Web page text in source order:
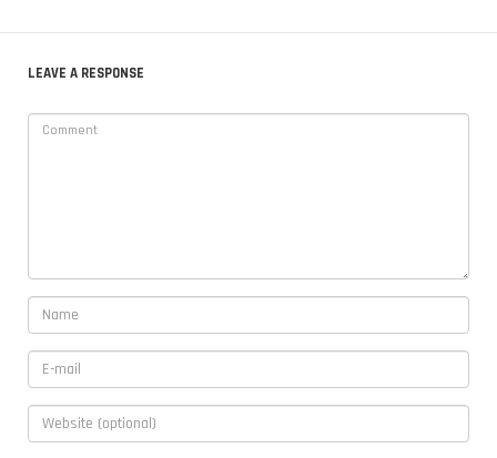
LEAVE A RESPONSE